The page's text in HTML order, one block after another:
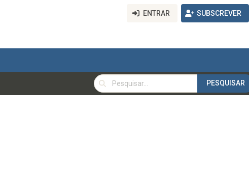
ENTRAR SUBSCREVER
PESQUISAR
PESQUISAR